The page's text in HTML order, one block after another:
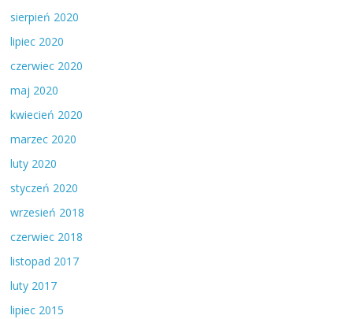
sierpień 2020
lipiec 2020
czerwiec 2020
maj 2020
kwiecień 2020
marzec 2020
luty 2020
styczeń 2020
wrzesień 2018
czerwiec 2018
listopad 2017
luty 2017
lipiec 2015